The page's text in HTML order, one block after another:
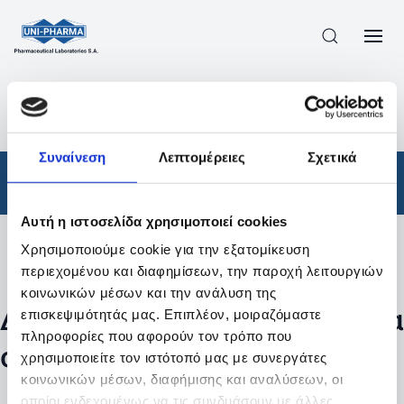
Συναίνεση Λεπτομέρειες Σχετικά
Αυτή η ιστοσελίδα χρησιμοποιεί cookies
Χρησιμοποιούμε cookie για την εξατομίκευση
περιεχομένου και διαφημίσεων, την παροχή λειτουργιών
κοινωνικών μέσων και την ανάλυση της
επισκεψιμότητάς μας. Επιπλέον, μοιραζόμαστε
πληροφορίες που αφορούν τον τρόπο που
χρησιμοποιείτε τον ιστότοπό μας με συνεργάτες
κοινωνικών μέσων, διαφήμισης και αναλύσεων, οι
οποίοι ενδεχομένως να τις συνδυάσουν με άλλες
ΠΡΟΪΟΝΤΑ ΣΥΝΤΑΓΟΓΡΑΦΟΎΜΕΝΑ
/
ΑΠΟΤΕΛΕΣΜΑΤΑ ΑΝΑΖΗΤΗΣΗΣ
Φάρμακα / Συνταγογραφούμενα
Φίλτρα
Δεν βρέθηκαν προϊόντα με τα
συγκεκριμένα φίλτρα